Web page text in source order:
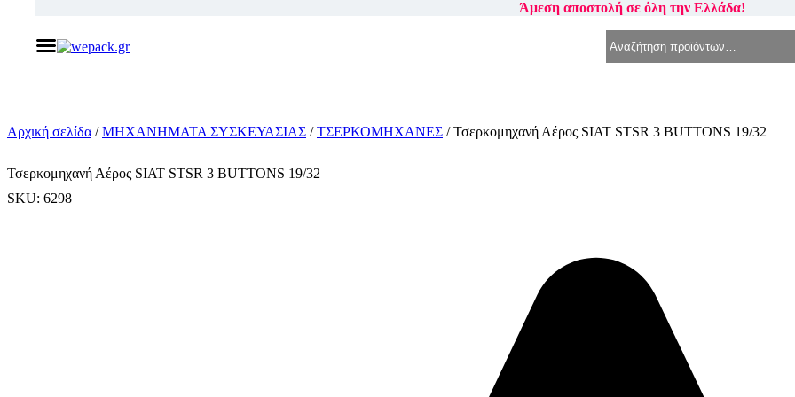
content
Άμεση αποστολή σε όλη την Ελλάδα!
Αρχική σελίδα /ΜΗΧΑΝΗΜΑΤΑ ΣΥΣΚΕΥΑΣΙΑΣ /ΤΣΕΡΚΟΜΗΧΑΝΕΣ / Τσερκομηχανή Αέρος SIAT STSR 3 BUTTONS 19/32
Τσερκομηχανή Αέρος SIAT STSR 3 BUTTONS 19/32
SKU: 6298